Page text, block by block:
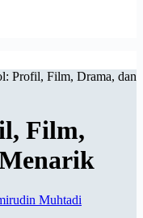
Profil, Film, Drama, dan
Film,
Muhtadi